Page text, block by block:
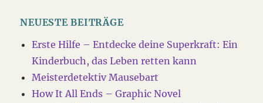
NEUESTE BEITRÄGE
Erste Hilfe – Entdecke deine Superkraft: Ein
Kinderbuch, das Leben retten kann
Meisterdetektiv Mausebart
How It All Ends – Graphic Novel